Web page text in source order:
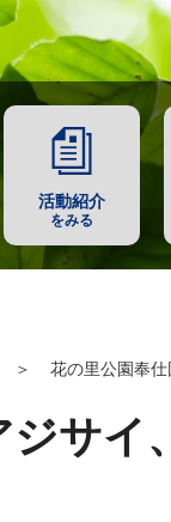
活動紹介
をみる
＞ 花の里公園奉
サイ